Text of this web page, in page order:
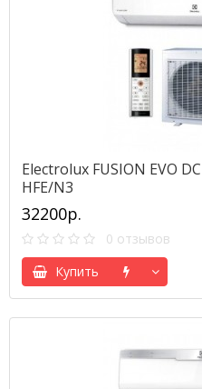
Electrolux FUSION EVO
HFE/N3
32200р.
0 отзывов
Купить